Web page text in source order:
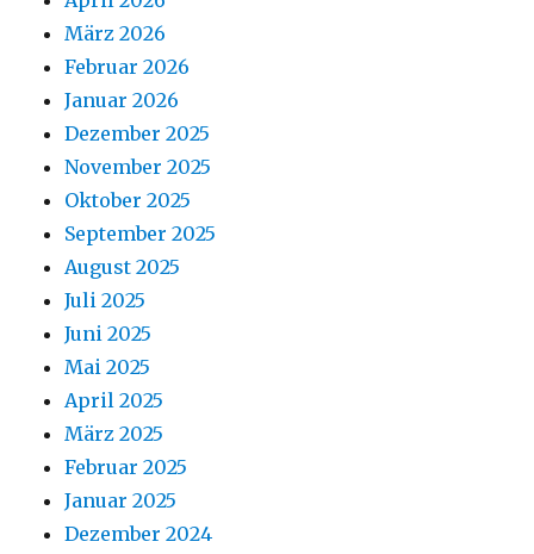
März 2026
Februar 2026
Januar 2026
Dezember 2025
November 2025
Oktober 2025
September 2025
August 2025
Juli 2025
Juni 2025
Mai 2025
April 2025
März 2025
Februar 2025
Januar 2025
Dezember 2024